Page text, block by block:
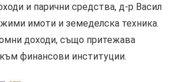
и парични средства, д-р Васил
имоти и земеделска техника.
доходи, също притежава
финансови институции.